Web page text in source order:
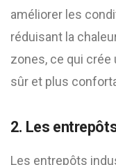
améliorer les
réduisant la
zones, ce qui crée
sûr et plus
2. Les
Les entrepôts